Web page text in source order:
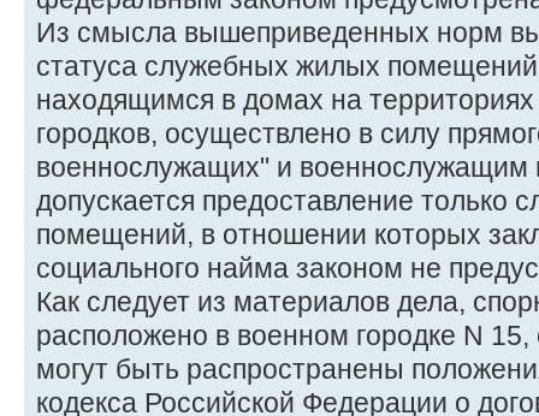
Из смысла вышеприведенных норм
статуса служебных жилых
находящимся в домах на
городков, осуществлено в силу
военнослужащих" и военнослужащим
допускается предоставление только
помещений, в отношении которых
социального найма законом не
Как следует из материалов дела,
расположено в военном городке N
могут быть распространены
кодекса Российской Федерации о